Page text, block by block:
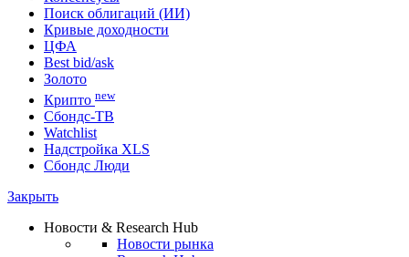
Поиск облигаций (ИИ)
Кривые доходности
ЦФА
Best bid/ask
Золото
Крипто new
Сбондс-ТВ
Watchlist
Надстройка XLS
Сбондс Люди
Закрыть
Новости & Research Hub
Новости рынка